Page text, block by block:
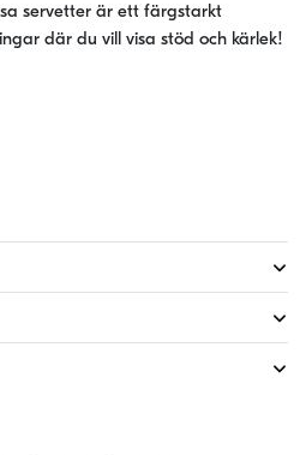
servetter är ett färgstarkt
där du vill visa stöd och kärlek!